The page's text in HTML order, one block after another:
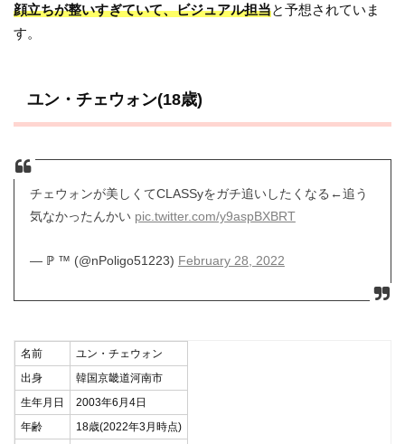
顔立ちが整いすぎていて、ビジュアル担当と予想されていま
す。
ユン・チェウォン(18歳)
チェウォンが美しくてCLASSyをガチ追いしたくなる←追う
気なかったんかい pic.twitter.com/y9aspBXBRT
— ℙ ™️ (@nPoligo51223) February 28, 2022
名前
ユン・チェウォン
出身
韓国京畿道河南市
生年月日
2003年6月4日
年齢
18歳(2022年3月時点)